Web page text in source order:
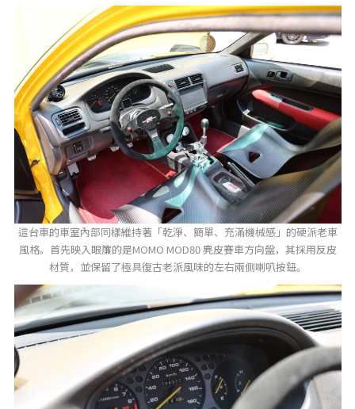
這台車的車室內部同樣維持著「乾淨、簡單、充滿機械感」的硬派老車
風格。首先映入眼簾的是MOMO MOD80 麂皮賽車方向盤，其採用反皮
材質，並保留了極具復古老派風味的左右兩側喇叭按鈕。